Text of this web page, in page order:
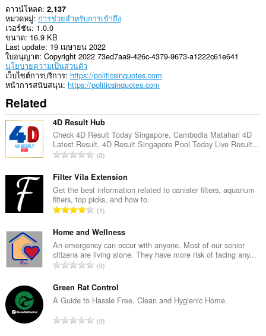
ดาวน์โหลด 2,137
หมวดหมู่ การช่วยสำหรับการเข้าถึง
เวอร์ชัน 1.0.0
ขนาด 16.9 KB
Last update 19 เมษายน 2022
ใบอนุญาต Copyright 2022 73ed7aa9-426c-4379-9673-a1222c61e641
นโยบายความเป็นส่วนตัว
เว็บไซต์การบริการ https://politicsinquotes.com
หน้าการสนับสนุน https://politicsinquotes.com
Related
4D Result Hub
Check 4D Result Today Singapore, Cambodia Matahari 4D
Latest Result, 4D Result Singapore Pool Today Live Result...
จำ
ว
น
ค
ะ
น
น
ร
ว
ม
ทั้
ห
0
Filter Vila Extension
Get the best information related to canister filters, aquarium
filters, top picks, and how to.
จำ
ว
น
ค
ะ
น
น
ร
ว
1
Home and Wellness
An emergency can occur with anyone. Most of our senior
citizens are living alone. They have more risk of facing any...
จำ
ว
น
ะ
0
Green Rat Control
A Guide to Hassle Free, Clean and Hygienic Home.
จำ
0